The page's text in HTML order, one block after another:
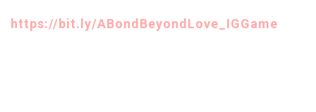
https://bit.ly/ABondBeyondLove_IGGame